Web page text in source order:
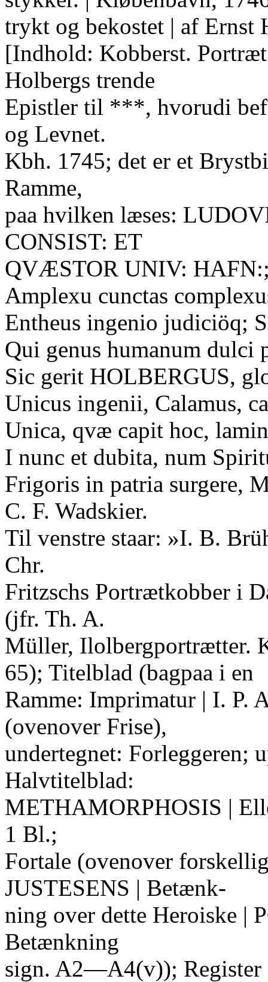
trykt og bekostet | af Ernst
[Indhold: Kobberst.
Holbergs trende
Epistler til ***, hvorudi
og Levnet.
Kbh. 1745; det er et
Ramme,
paa hvilken læses:
CONSIST: ET
QVÆSTOR UNIV: HAFN:;
Amplexu cunctas
Entheus ingenio judiciöq;
Qui genus humanum dulci
Sic gerit HOLBERGUS,
Unicus ingenii, Calamus,
Unica, qvæ capit hoc,
I nunc et dubita, num
Frigoris in patria surgere,
C. F. Wadskier.
Til venstre staar: »I. B.
Chr.
Fritzschs Portrætkobber i
(jfr. Th. A.
Müller, Ilolbergportrætter.
65); Titelblad (bagpaa i en
Ramme: Imprimatur | I. P.
(ovenover Frise),
undertegnet:
Halvtitelblad:
METHAMORPHOSIS |
1 Bl.;
Fortale (ovenover
JUSTESENS | Betænk-
ning over dette Heroiske |
Betænkning
sign. A2—A4(v)); Register